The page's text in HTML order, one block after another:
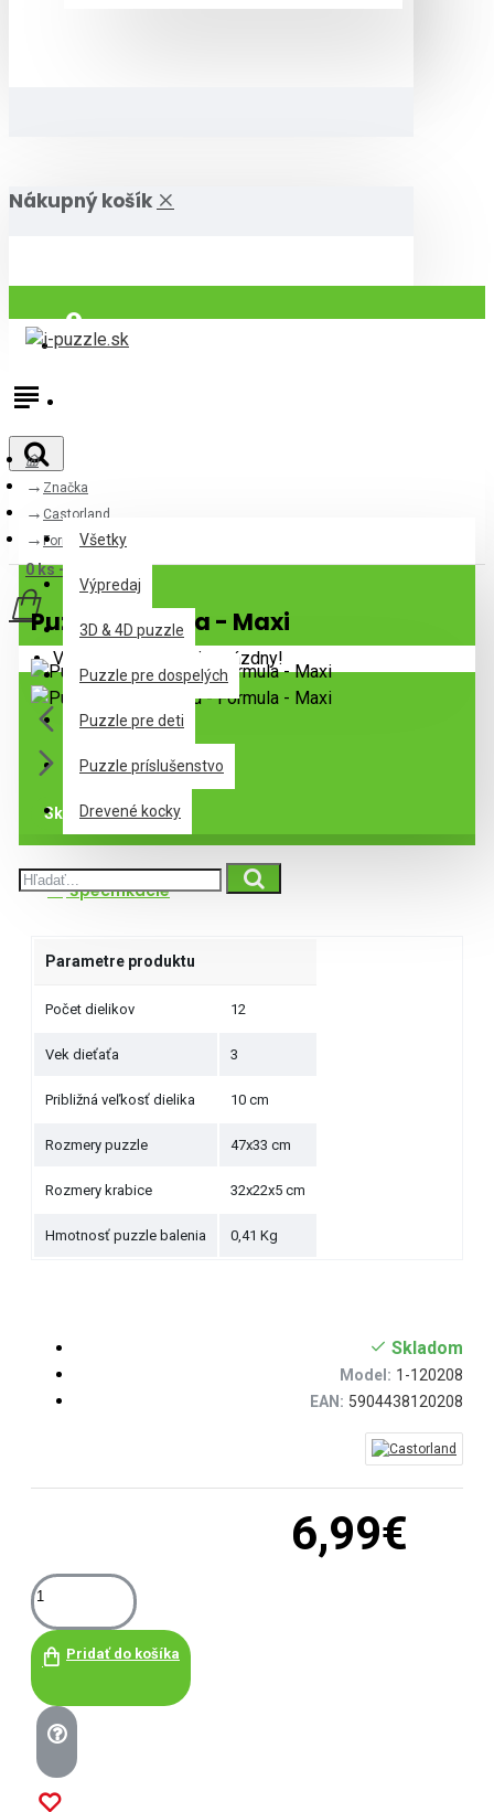
Nákupný košík
Prihlásiť
Všetky
Všetky
Výpredaj
3D & 4D puzzle
Puzzle pre dospelých
Puzzle pre deti
Puzzle príslušenstvo
Drevené kocky
0 ks - 0,00€
Váš nákupný košík je prázdny!
Značka
Castorland
Formula - Maxi
Puzzle Formula - Maxi
Skladom
Špecifikácie
Parametre produktu
Počet dielikov 12
Vek dieťaťa 3
Približná veľkosť dielika 10 cm
Rozmery puzzle 47x33 cm
Rozmery krabice 32x22x5 cm
Hmotnosť puzzle balenia 0,41 Kg
6,99€
Skladom
Model: 1-120208
EAN: 5904438120208
Pridať do košíka